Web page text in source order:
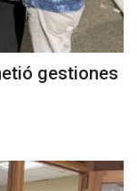
gestiones